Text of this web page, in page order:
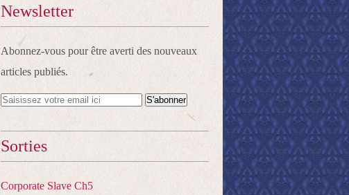
Newsletter
Abonnez-vous pour être averti des nouveaux
articles publiés.
Sorties
Corporate Slave Ch5